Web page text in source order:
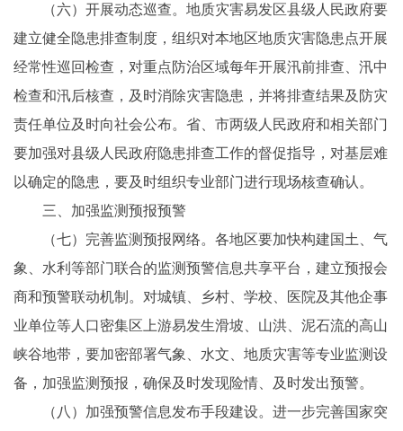
（六）开展动态巡查。地质灾害易发区县级人民政府要
建立健全隐患排查制度，组织对本地区地质灾害隐患点开展
经常性巡回检查，对重点防治区域每年开展汛前排查、汛中
检查和汛后核查，及时消除灾害隐患，并将排查结果及防灾
责任单位及时向社会公布。省、市两级人民政府和相关部门
要加强对县级人民政府隐患排查工作的督促指导，对基层难
以确定的隐患，要及时组织专业部门进行现场核查确认。
三、加强监测预报预警
（七）完善监测预报网络。各地区要加快构建国土、气
象、水利等部门联合的监测预警信息共享平台，建立预报会
商和预警联动机制。对城镇、乡村、学校、医院及其他企事
业单位等人口密集区上游易发生滑坡、山洪、泥石流的高山
峡谷地带，要加密部署气象、水文、地质灾害等专业监测设
备，加强监测预报，确保及时发现险情、及时发出预警。
（八）加强预警信息发布手段建设。进一步完善国家突